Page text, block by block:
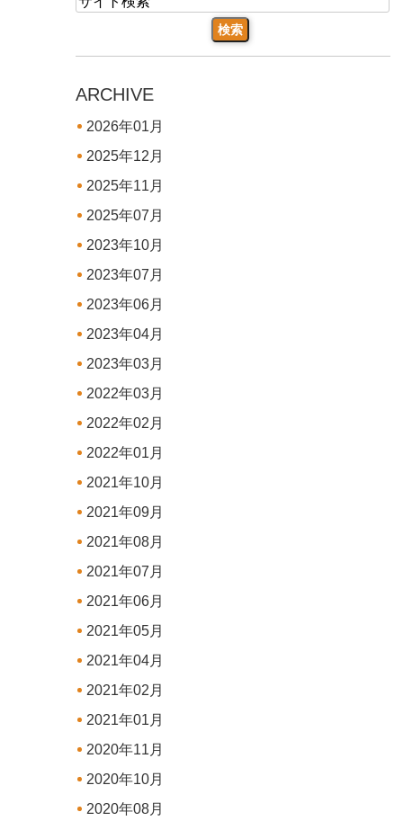
ARCHIVE
2026年01月
2025年12月
2025年11月
2025年07月
2023年10月
2023年07月
2023年06月
2023年04月
2023年03月
2022年03月
2022年02月
2022年01月
2021年10月
2021年09月
2021年08月
2021年07月
2021年06月
2021年05月
2021年04月
2021年02月
2021年01月
2020年11月
2020年10月
2020年08月